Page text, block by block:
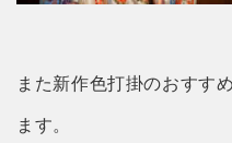
また新作色打掛のおすす
ます。